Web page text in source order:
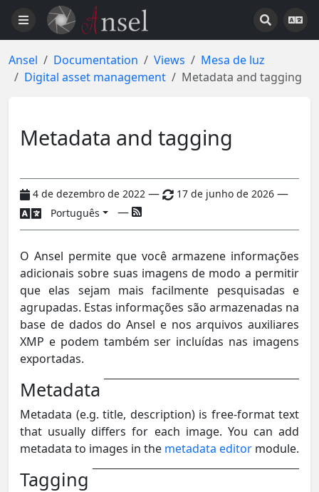
Ansel Documentation Views
Mesa de luz
Digital asset management
Metadata and tagging
Metadata and tagging
4 de dezembro de 2022 — 17 de junho de 2026 —
Português —
O Ansel permite que você armazene informações
adicionais sobre suas imagens de modo a permitir
que elas sejam mais facilmente pesquisadas e
agrupadas. Estas informações são armazenadas na
base de dados do Ansel e nos arquivos auxiliares
XMP e podem também ser incluídas nas imagens
exportadas.
Metadata
Metadata (e.g. title, description) is free-format text
that usually differs for each image. You can add
metadata to images in the metadata editor module.
Tagging